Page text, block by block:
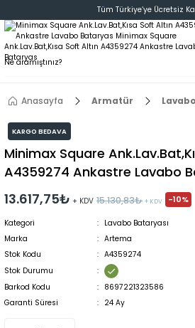
Tüm Türkiye‘ye Ücretsiz
Anasayfa Armatür
KARGO BEDAVA
Minimax Square
A4359274 Ankastre Lavabo
13.617,75₺ + KDV 15.130,83₺ + KDV -10%
Kategori
Lavabo Bataryası
Marka
Artema
Stok Kodu
A4359274
Stok Durumu
Barkod Kodu
8697221323586
Garanti Süresi
24 Ay